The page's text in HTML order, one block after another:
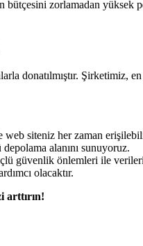
zorlamadan
donatılmıştır.
siteniz her zaman
alanını sunuyoruz.
güvenlik önlemleri ile
olacaktır.
arttırın!